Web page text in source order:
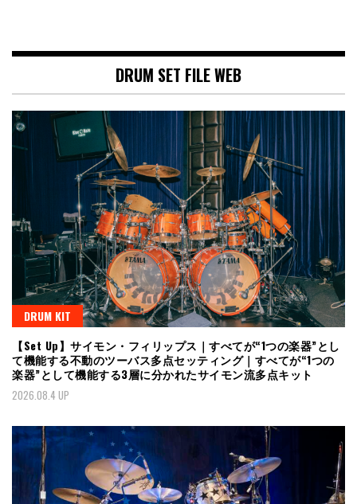
DRUM SET FILE WEB
DRUM KIT
【Set Up】サイモン・フィリップス｜すべてが“1つの楽器”とし
て機能する不動のツーバス多点セッティング｜すべてが“1つの
楽器”として機能する3層に分かれたサイモン流多点キット
2026.08.4 UP